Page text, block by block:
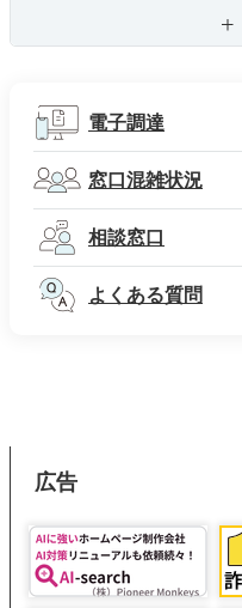
電子調達
窓口混雑状況
相談窓口
よくある質問
広告